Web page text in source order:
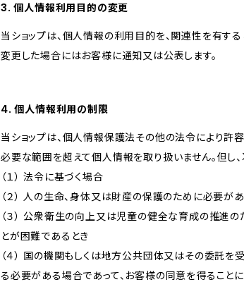
3. 個人情報利用目的の変更
当ショップは、個人情報の利用目的を、関連性を有す
変更した場合にはお客様に通知又は公表します。
4. 個人情報利用の制限
当ショップは、個人情報保護法その他の法令により許
必要な範囲を超えて個人情報を取り扱いません。但し
（１） 法令に基づく場合
（２） 人の生命、身体又は財産の保護のために必要
（３） 公衆衛生の向上又は児童の健全な育成の推進
とが困難であるとき
（４） 国の機関もしくは地方公共団体又はその委託
る必要がある場合であって、お客様の同意を得るこ